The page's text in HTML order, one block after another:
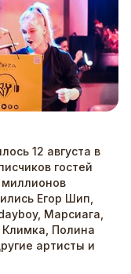
12 августа в
гостей
Егор Шип,
Марсиага,
Полина
артисты и